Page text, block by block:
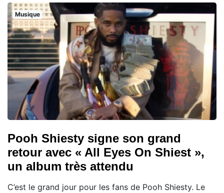
Musique
Pooh Shiesty signe son grand
retour avec « All Eyes On Shiest »,
un album très attendu
C’est le grand jour pour les fans de Pooh Shiesty. Le